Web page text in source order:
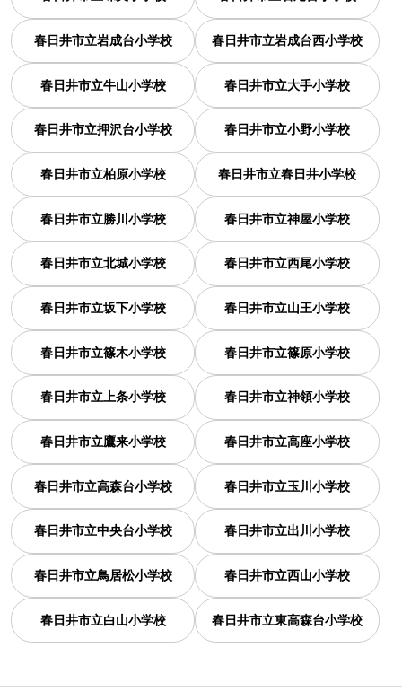
春日井市立岩成台小学校 春日井市立岩成台西小学校
春日井市立牛山小学校 春日井市立大手小学校
春日井市立押沢台小学校 春日井市立小野小学校
春日井市立柏原小学校 春日井市立春日井小学校
春日井市立勝川小学校 春日井市立神屋小学校
春日井市立北城小学校 春日井市立西尾小学校
春日井市立坂下小学校 春日井市立山王小学校
春日井市立篠木小学校 春日井市立篠原小学校
春日井市立上条小学校 春日井市立神領小学校
春日井市立鷹来小学校 春日井市立高座小学校
春日井市立高森台小学校 春日井市立玉川小学校
春日井市立中央台小学校 春日井市立出川小学校
春日井市立鳥居松小学校 春日井市立西山小学校
春日井市立白山小学校 春日井市立東高森台小学校